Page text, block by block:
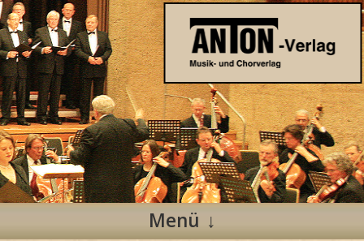
Anton Verlag
Musik- und Chorverlag
Menü